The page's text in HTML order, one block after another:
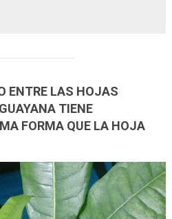
ENTRE LAS HOJAS
TIENE
FORMA QUE LA HOJA